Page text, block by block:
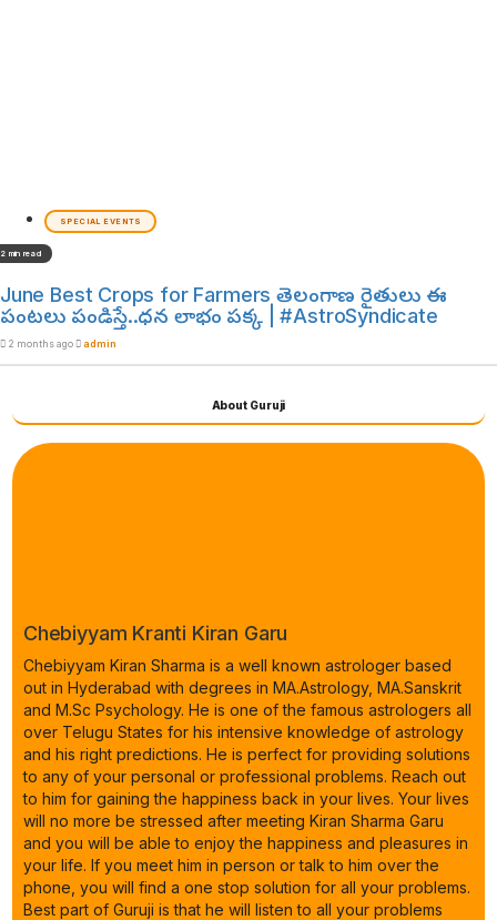
SPECIAL EVENTS
2 min read
June Best Crops for Farmers తెలంగాణ రైతులు ఈ
పంటలు పండిస్తే..ధన లాభం పక్క | #AstroSyndicate
2 months ago admin
About Guruji
Chebiyyam Kranti Kiran Garu
Chebiyyam Kiran Sharma is a well known astrologer based
out in Hyderabad with degrees in MA.Astrology, MA.Sanskrit
and M.Sc Psychology. He is one of the famous astrologers all
over Telugu States for his intensive knowledge of astrology
and his right predictions. He is perfect for providing solutions
to any of your personal or professional problems. Reach out
to him for gaining the happiness back in your lives. Your lives
will no more be stressed after meeting Kiran Sharma Garu
and you will be able to enjoy the happiness and pleasures in
your life. If you meet him in person or talk to him over the
phone, you will find a one stop solution for all your problems.
Best part of Guruji is that he will listen to all your problems